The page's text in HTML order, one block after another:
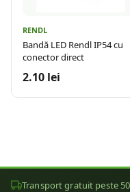
RENDL
Bandă LED Rendl IP54 cu
conector direct
2.10 lei
Transport gratuit peste